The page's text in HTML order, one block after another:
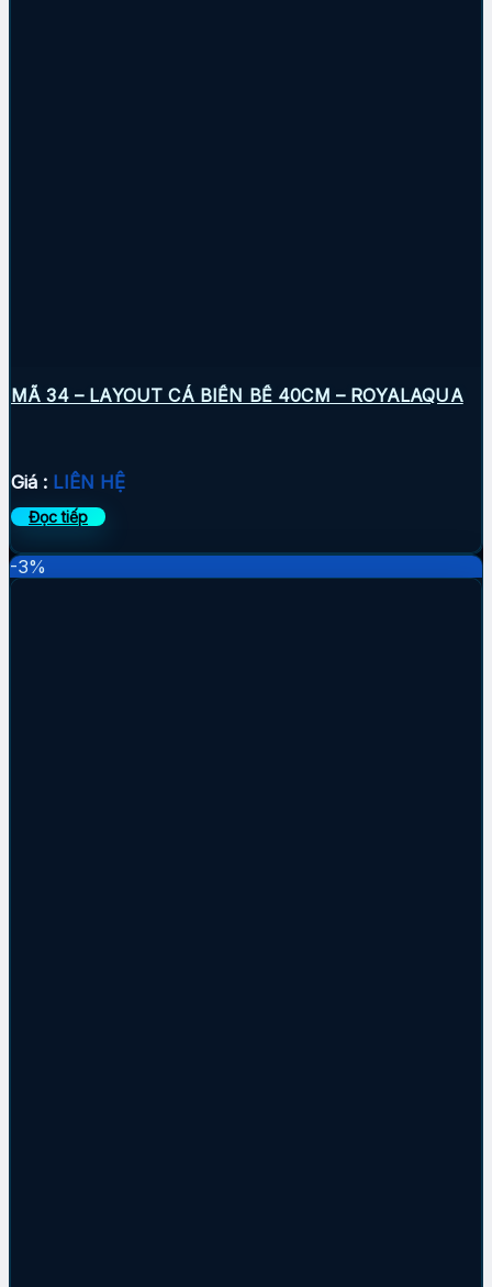
MÃ 34 – LAYOUT CÁ BIỂN BỂ 40CM – ROYALAQUA
Giá : LIÊN HỆ
Đọc tiếp
-3%